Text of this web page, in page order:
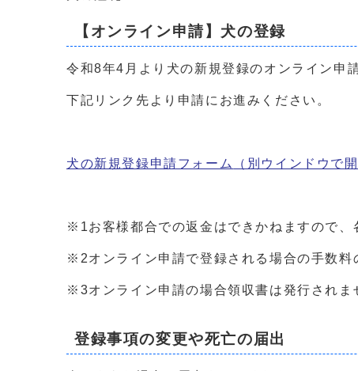
【オンライン申請】犬の登録
令和8年4月より犬の新規登録のオンライン申
下記リンク先より申請にお進みください。
犬の新規登録申請フォーム （別ウインドウで開
※1お客様都合での返金はできかねますので、
※2オンライン申請で登録される場合の手数料
※3オンライン申請の場合領収書は発行されま
登録事項の変更や死亡の届出